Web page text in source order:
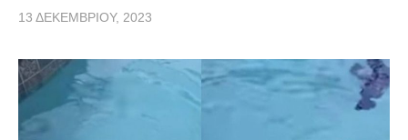
13 ΔΕΚΕΜΒΡΊΟΥ, 2023